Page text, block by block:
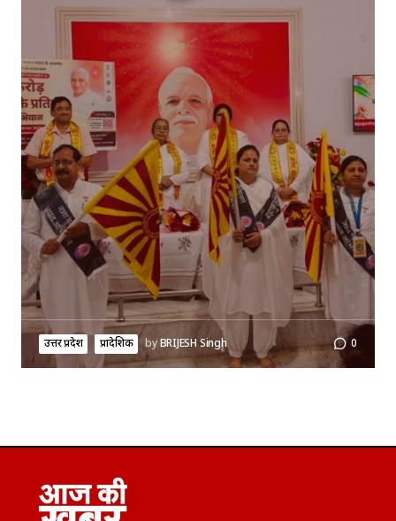
उत्तर प्रदेश प्रादेशिक byBRIJESH Singh 0